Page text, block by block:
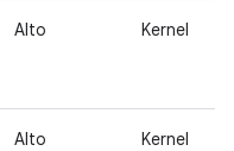
Alto Kernel
Alto Kernel